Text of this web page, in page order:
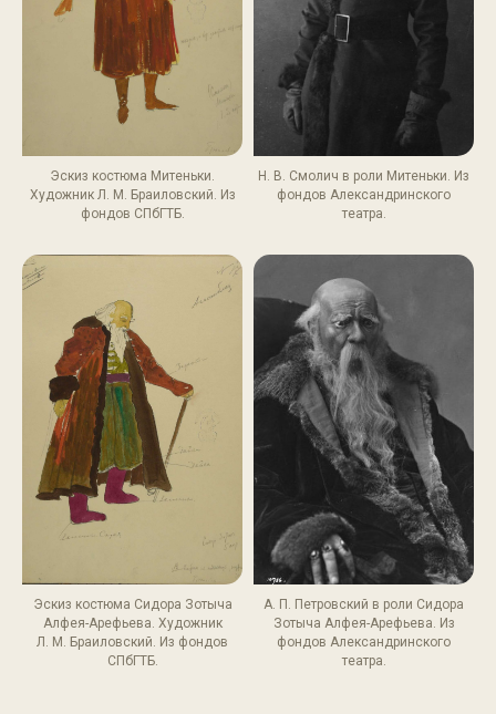
Эскиз костюма Митеньки.
Художник Л. М. Браиловский. Из
фондов СПбГТБ.
Н. В. Смолич в роли Митеньки. Из
фондов Александринского
театра.
Эскиз костюма Сидора Зотыча
Алфея-Арефьева. Художник
Л. М. Браиловский. Из фондов
СПбГТБ.
А. П. Петровский в роли Сидора
Зотыча Алфея-Арефьева. Из
фондов Александринского
театра.